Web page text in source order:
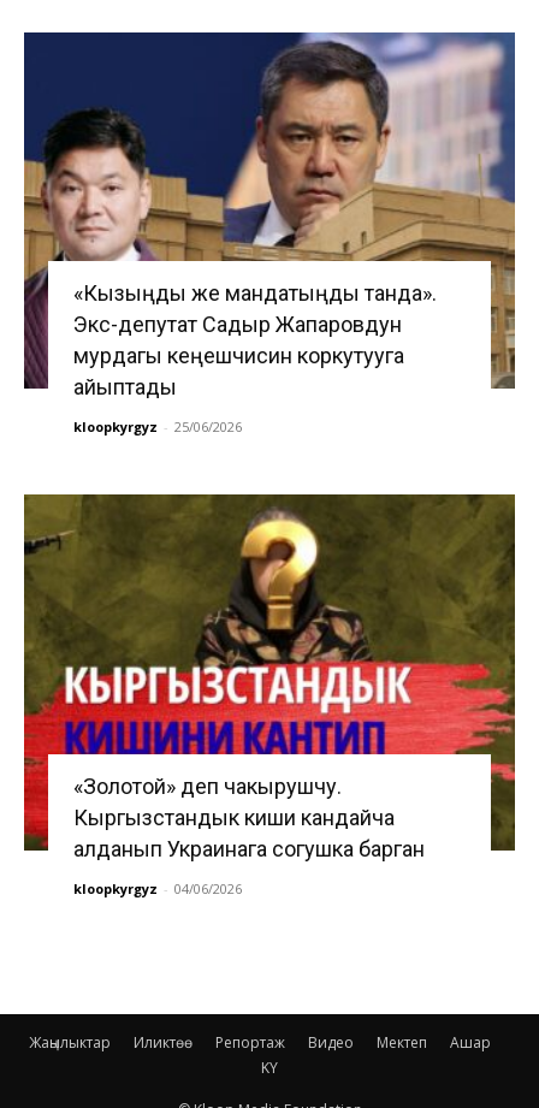
«Кызыңды же мандатыңды танда».
Экс-депутат Садыр Жапаровдун
мурдагы кеңешчисин коркутууга
айыптады
kloopkyrgyz - 25/06/2026
«Золотой» деп чакырушчу.
Кыргызстандык киши кандайча
алданып Украинага согушка барган
kloopkyrgyz - 04/06/2026
Жаңылыктар Иликтөө Репортаж Видео Мектеп
Ашар
KY